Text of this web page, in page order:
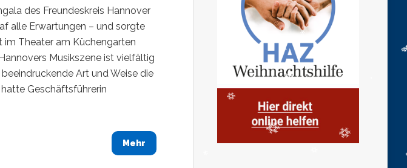
des Freundeskreis Hannover
alle Erwartungen – und sorgte
im Theater am Küchengarten
Musikszene ist vielfältig
Art und Weise die
hatte Geschäftsführerin
Mehr